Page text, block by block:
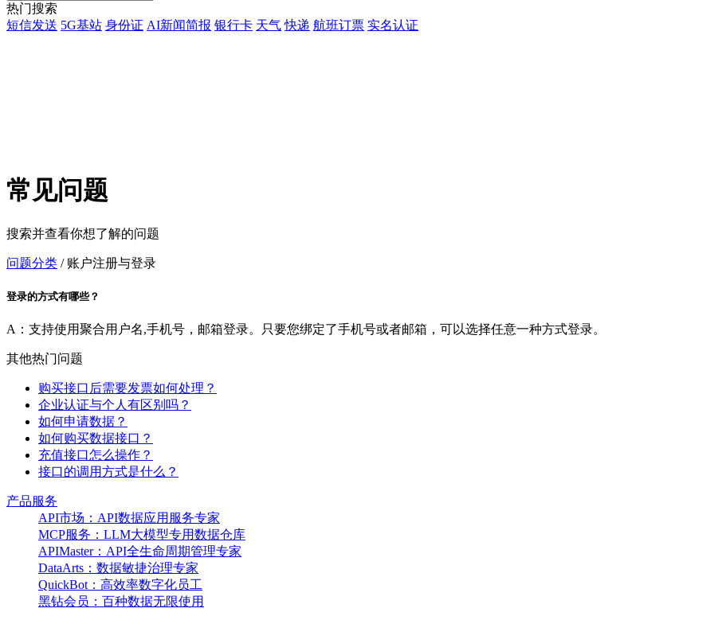
热门搜索
短信发送 5G基站 身份证 AI新闻简报 银行卡 天气 快递 航班订票 实名认证
常见问题
搜索并查看你想了解的问题
问题分类 / 账户注册与登录
登录的方式有哪些？
A：支持使用聚合用户名,手机号，邮箱登录。只要您绑定了手机号或者邮箱，可以选择任意一种方式登录。
其他热门问题
购买接口后需要发票如何处理？
企业认证与个人有区别吗？
如何申请数据？
如何购买数据接口？
充值接口怎么操作？
接口的调用方式是什么？
产品服务
API市场：API数据应用服务专家
MCP服务：LLM大模型专用数据仓库
APIMaster：API全生命周期管理专家
DataArts：数据敏捷治理专家
QuickBot：高效率数字化员工
黑钻会员：百种数据无限使用